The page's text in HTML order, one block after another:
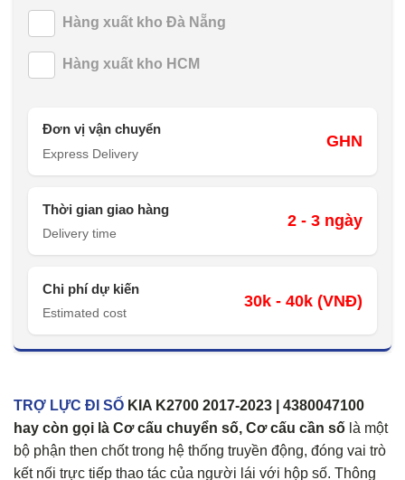
Hàng xuất kho Đà Nẵng
Hàng xuất kho HCM
Đơn vị vận chuyển
Express Delivery
GHN
Thời gian giao hàng
Delivery time
2 - 3 ngày
Chi phí dự kiến
Estimated cost
30k - 40k (VNĐ)
TRỢ LỰC ĐI SỐ KIA K2700 2017-2023 | 4380047100
hay còn gọi là Cơ cấu chuyển số, Cơ cấu cần số là một
bộ phận then chốt trong hệ thống truyền động, đóng vai trò
kết nối trực tiếp thao tác của người lái với hộp số. Thông